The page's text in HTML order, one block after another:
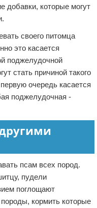
добавки, которые могут
своего питомца
это касается
поджелудочной
стать причиной такого
очередь касается
поджелудочная -
псам всех пород.
пудели
поглощают
кормить которые